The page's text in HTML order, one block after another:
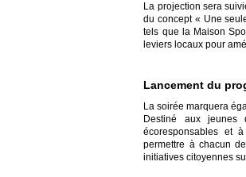
La projection sera
du concept « Une
tels que la Maison
leviers locaux pour
Lancement du
La soirée marquera
Destiné aux jeunes
écoresponsables et
permettre à chacun
initiatives citoyennes